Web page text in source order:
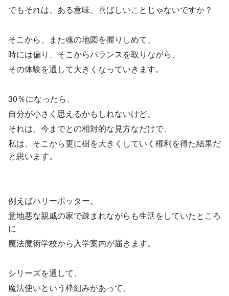
でもそれは、ある意味、喜ばしいことじゃないですか？
そこから、また魂の地図を握りしめて、
時には偏り、そこからバランスを取りながら、
その体験を通して大きくなっていきます。
30％になったら、
自分が小さく思えるかもしれないけど、
それは、今までとの相対的な見方なだけで、
私は、そこから更に樹を大きくしていく権利を得た結果だ
と思います。
例えばハリーポッター。
意地悪な親戚の家で疎まれながらも生活をしていたところ
に
魔法魔術学校から入学案内が届きます。
シリーズを通して、
魔法使いという枠組みがあって、